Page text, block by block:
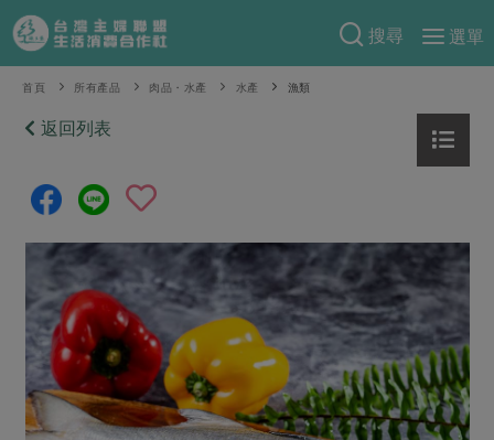
搜尋
選單
產品分類
當季蔬果
芽苗類
辛香料類
奶蛋豆・五穀
蛋 乳製品
豆製品 米麵雜糧
食譜料理
食材
肉食
海鮮
常備菜
蔬食
特別企畫
預購活動
把最好的台灣味帶回家！
防災用品預購圓滿結束
2026年端午節預購圓滿結束
更多預購活動
綠主張
觀點文章
主婦食堂 一籃菜真心話
社內大小事 合作聯合國
產品故事 生活提案
關於合作社
認識合作社
關於我們
重要公告
首頁 所有產品 肉品・水產 水產 漁類
返回列表